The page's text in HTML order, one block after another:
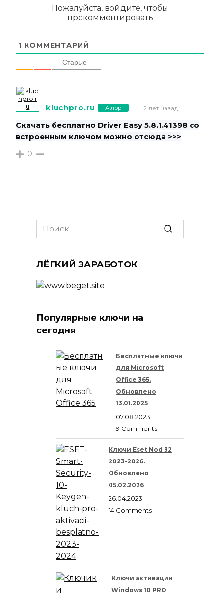
Пожалуйста, войдите, чтобы
прокомментировать
1 КОММЕНТАРИЙ
Старые
kluchpro.ru Автор 2 лет назад
Скачать бесплатно Driver Easy 5.8.1.41398 со
встроенным ключом можно отсюда >>>
0
Search
for:
ЛЁГКИЙ ЗАРАБОТОК
Популярные ключи на
сегодня
Бесплатные ключи
для Microsoft
Office 365.
Обновлено
13.01.2025
07.08.2023
9 Comments
Ключи Eset Nod 32
2023-2026.
Обновлено
05.02.2026
26.04.2023
14 Comments
Ключи активации
Windows 10 PRO